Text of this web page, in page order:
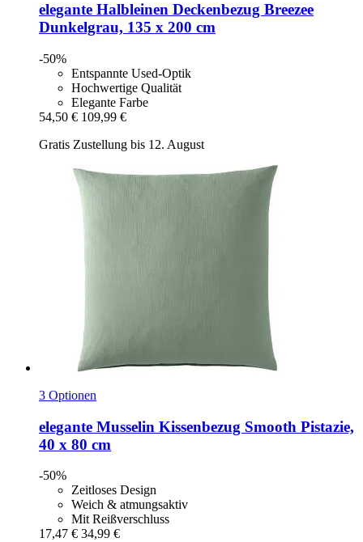
elegante Halbleinen Deckenbezug Breezee
Dunkelgrau, 135 x 200 cm
-50%
Entspannte Used-Optik
Hochwertige Qualität
Elegante Farbe
54,50 € 109,99 €
Gratis Zustellung bis 12. August
3 Optionen
elegante Musselin Kissenbezug Smooth Pistazie,
40 x 80 cm
-50%
Zeitloses Design
Weich & atmungsaktiv
Mit Reißverschluss
17,47 € 34,99 €